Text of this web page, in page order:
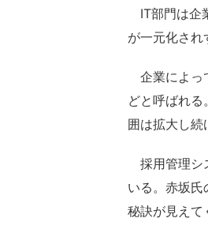
IT部門は企
が一元化され
企業によっ
どと呼ばれ
囲は拡大し続
採用管理シ
いる。赤坂
秘訣が見えて